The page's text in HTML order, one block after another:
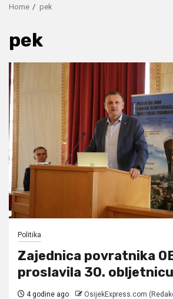
Home pek
pek
Politika
Zajednica povratnika
proslavila 30.
4 godine ago OsijekExpress.com